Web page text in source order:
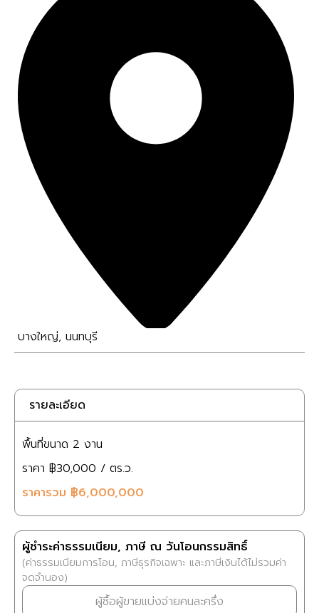
บางใหญ่, นนทบุรี
รายละเอียด
พื้นที่ขนาด 2 งาน
ราคา ฿30,000 / ตร.ว.
ราคารวม ฿6,000,000
ผู้ชำระค่าธรรมเนียม, ภาษี ณ วันโอนกรรมสิทธิ์
(ค่าธรรมเนียมการโอน, ภาษีธุรกิจเฉพาะ และภาษีเงินได้ไม่รวมค่า
จดจำนอง)
ผู้ซื้อผู้ขายแบ่งจ่ายคนละครึ่ง